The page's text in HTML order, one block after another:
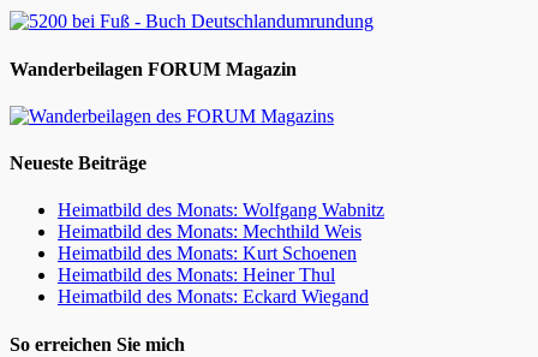
Wanderbeilagen FORUM Magazin
Neueste Beiträge
Heimatbild des Monats: Wolfgang Wabnitz
Heimatbild des Monats: Mechthild Weis
Heimatbild des Monats: Kurt Schoenen
Heimatbild des Monats: Heiner Thul
Heimatbild des Monats: Eckard Wiegand
So erreichen Sie mich